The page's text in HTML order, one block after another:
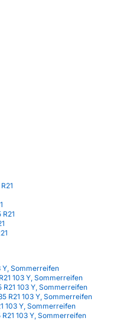
Y, Sommerreifen
103 Y, Sommerreifen
103 Y, Sommerreifen
R21 103 Y, Sommerreifen
103 Y, Sommerreifen
103 Y, Sommerreifen